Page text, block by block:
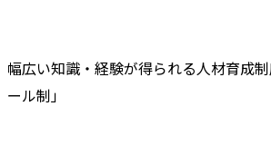
幅広い知識・経験が得られる人材育成
ール制」